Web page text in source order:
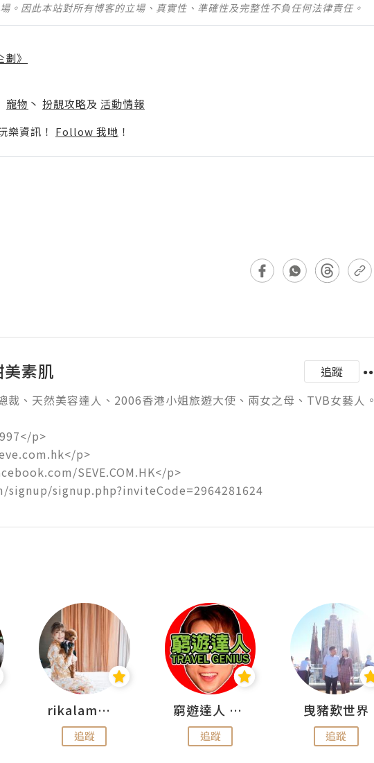
。因此本站對所有博客的立場、真實性、準確性及完整性不負任何法律責任。
》
寵物 丶 扮靚攻略及 活動情報
資訊！ Follow 我哋 ！
素肌
追蹤
裁、天然美容達人、2006香港小姐旅遊大使、兩女之母、TVB女藝人。
p>
p>
SEVE.COM.HK</p>
signup/signup.php?inviteCode=2964281624
rikalammm
追蹤
窮遊達人 Mr.TravelGenius
追蹤
曳豬歎世界
追蹤